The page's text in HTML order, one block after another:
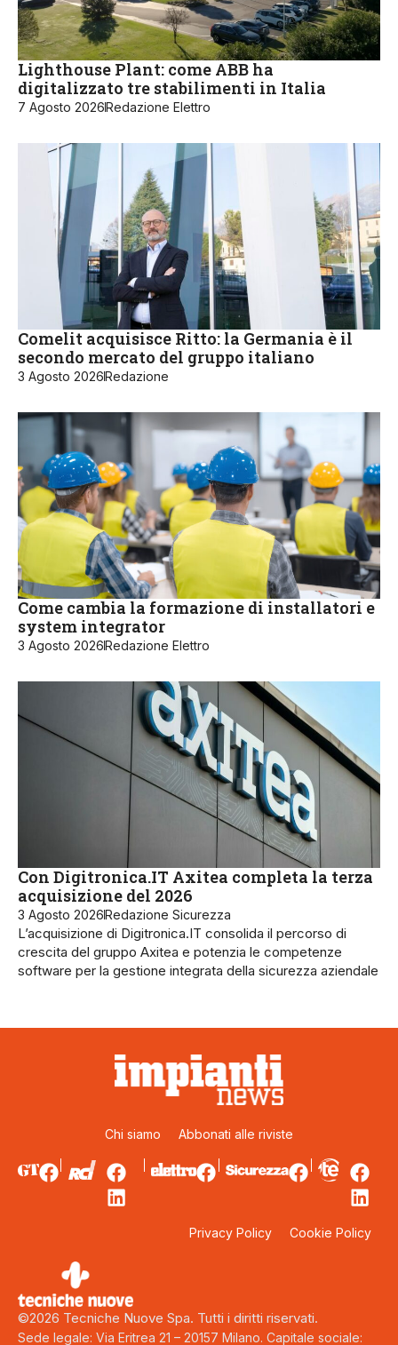
Lighthouse Plant: come ABB ha
digitalizzato tre stabilimenti in Italia
7 Agosto 2026Redazione Elettro
Comelit acquisisce Ritto: la Germania è il
secondo mercato del gruppo italiano
3 Agosto 2026Redazione
Come cambia la formazione di installatori e
system integrator
3 Agosto 2026Redazione Elettro
Con Digitronica.IT Axitea completa la terza
acquisizione del 2026
3 Agosto 2026Redazione Sicurezza
L’acquisizione di Digitronica.IT consolida il percorso di
crescita del gruppo Axitea e potenzia le competenze
software per la gestione integrata della sicurezza aziendale
Chi siamo Abbonati alle riviste
Privacy Policy Cookie Policy
©2026 Tecniche Nuove Spa. Tutti i diritti riservati.
Sede legale: Via Eritrea 21 – 20157 Milano. Capitale sociale: